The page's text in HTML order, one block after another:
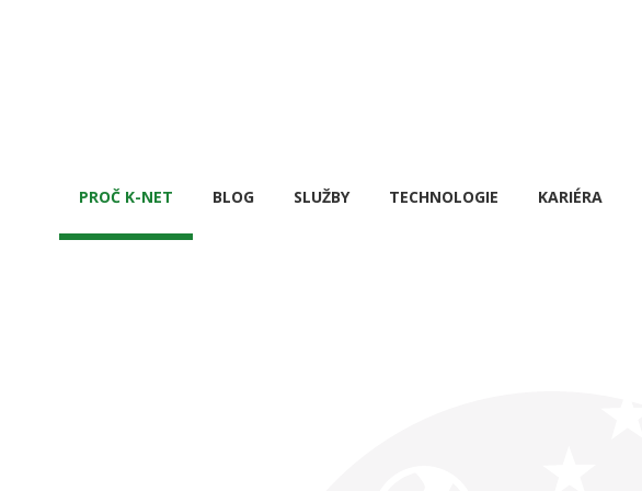
PROČ K-NET BLOG SLUŽBY TECHNOLOGIE KARIÉRA